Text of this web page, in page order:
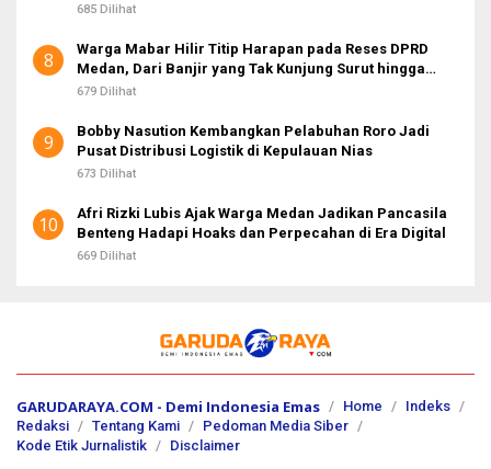
685 Dilihat
8
Warga Mabar Hilir Titip Harapan pada Reses DPRD
Medan, Dari Banjir yang Tak Kunjung Surut hingga
Layanan IKD
679 Dilihat
9
Bobby Nasution Kembangkan Pelabuhan Roro Jadi
Pusat Distribusi Logistik di Kepulauan Nias
673 Dilihat
10
Afri Rizki Lubis Ajak Warga Medan Jadikan Pancasila
Benteng Hadapi Hoaks dan Perpecahan di Era Digital
669 Dilihat
GARUDARAYA.COM - Demi Indonesia Emas Home
Indeks
Redaksi
Tentang Kami
Pedoman Media Siber
Kode Etik Jurnalistik
Disclaimer